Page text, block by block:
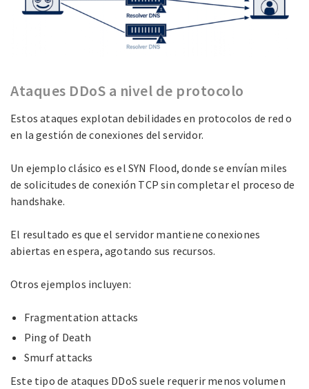
Ataques DDoS a nivel de protocolo
Estos ataques explotan debilidades en protocolos de red o
en la gestión de conexiones del servidor.
Un ejemplo clásico es el SYN Flood, donde se envían miles
de solicitudes de conexión TCP sin completar el proceso de
handshake.
El resultado es que el servidor mantiene conexiones
abiertas en espera, agotando sus recursos.
Otros ejemplos incluyen:
Fragmentation attacks
Ping of Death
Smurf attacks
Este tipo de ataques DDoS suele requerir menos volumen